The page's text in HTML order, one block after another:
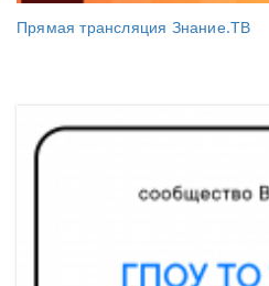
Прямая трансляция Знание.ТВ